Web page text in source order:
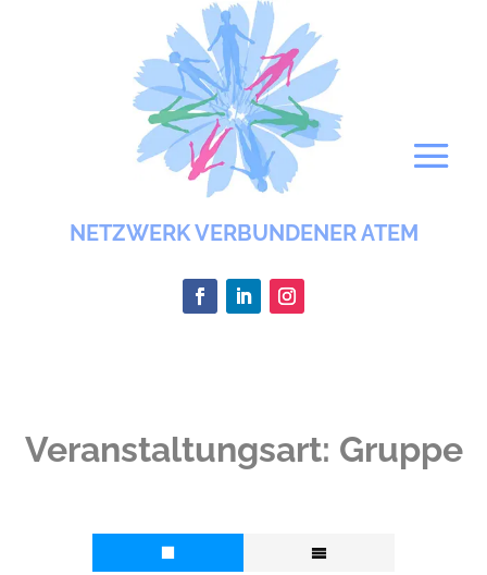
NETZWERK VERBUNDENER ATEM
Veranstaltungsart: Gruppe